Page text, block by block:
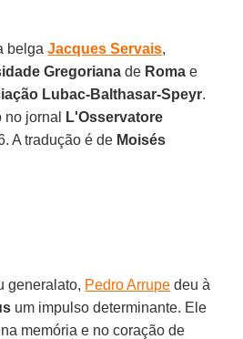
belgaJacques Servais,
Gregoriana de Roma e
Lubac-Balthasar-Speyr.
jornal
L'Osservatore
A tradução é de Moisés
generalato, Pedro Arrupe deu à
um impulso determinante. Ele
memória e no coração de